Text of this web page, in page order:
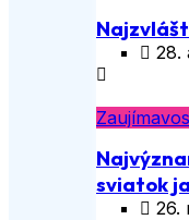
28.
sviatok
26.